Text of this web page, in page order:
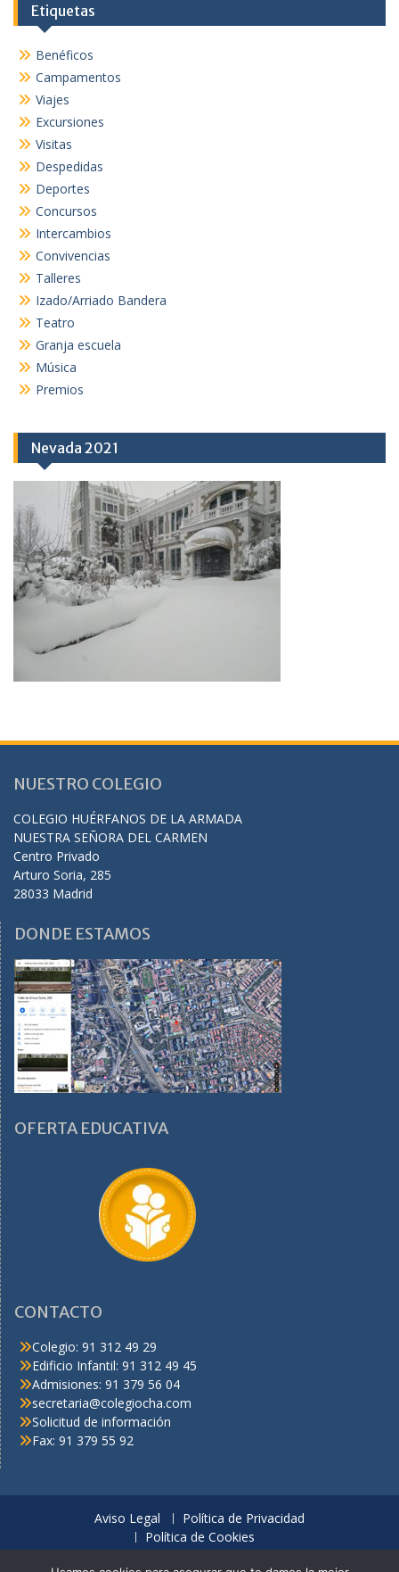
Etiquetas
Benéficos
Campamentos
Viajes
Excursiones
Visitas
Despedidas
Deportes
Concursos
Intercambios
Convivencias
Talleres
Izado/Arriado Bandera
Teatro
Granja escuela
Música
Premios
Nevada 2021
NUESTRO COLEGIO
COLEGIO HUÉRFANOS DE LA ARMADA
NUESTRA SEÑORA DEL CARMEN
Centro Privado
Arturo Soria, 285
28033 Madrid
DONDE ESTAMOS
OFERTA EDUCATIVA
CONTACTO
Colegio: 91 312 49 29
Edificio Infantil: 91 312 49 45
Admisiones: 91 379 56 04
secretaria@colegiocha.com
Solicitud de información
Fax: 91 379 55 92
Aviso Legal
Política de Privacidad
Política de Cookies